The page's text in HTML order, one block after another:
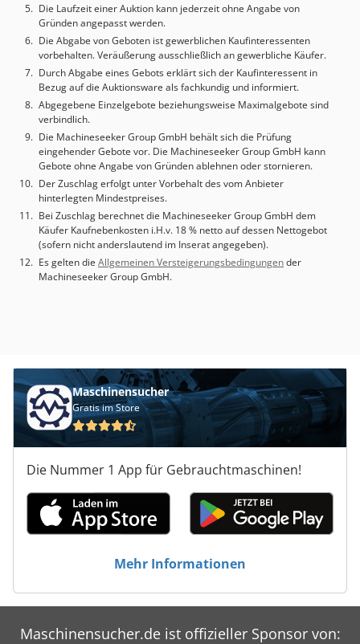
Die Laufzeit einer Auktion kann jederzeit ohne Angabe von
Gründen angepasst werden.
Die Abgabe von Geboten ist gewerblichen Kaufinteressenten
vorbehalten. Veräußerung ausschließlich an gewerbliche Käufer.
Durch Abgabe eines Gebots erklärt sich der Kaufinteressent in
Bezug auf die Auktionsware als fachkundig und informiert.
Abgegebene Einzelgebote beziehungsweise Maximalgebote sind
verbindlich.
Die Machineseeker Group GmbH behält sich die Prüfung
eingehender Gebote vor. Die Machineseeker Group GmbH kann
Gebote ohne Angabe von Gründen ablehnen oder stornieren.
Der Zuschlag erfolgt unter Vorbehalt des vom Anbieter
hinterlegten Mindestpreises.
Bei Zuschlag berechnet die Machineseeker Group GmbH dem
Käufer Kaufnebenkosten i.H.v. 18 % netto auf dessen Nettogebot
(sofern nicht anderslautend im Inserat angegeben).
Es gelten die Allgemeinen Versteigerungsbedingungender
Machineseeker Group GmbH.
Maschinensucher
Gratis im Store
Die Nummer 1 App für Gebrauchtmaschinen!
Mehr Informationen
Maschinensucher.de ist offizieller Sponsor von: